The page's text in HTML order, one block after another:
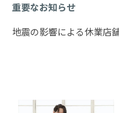
重要なお知らせ
地震の影響による休業店